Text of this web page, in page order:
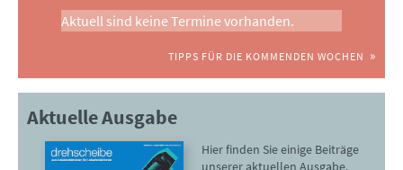
Aktuell sind keine Termine vorhanden.
TIPPS FÜR DIE KOMMENDEN WOCHEN
Aktuelle Ausgabe
Hier finden Sie einige Beiträge
unserer aktuellen Ausgabe.